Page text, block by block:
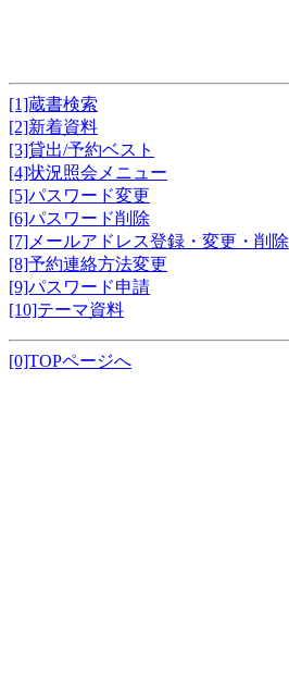
[1]蔵書検索
[2]新着資料
[3]貸出/予約ベスト
[4]状況照会メニュー
[5]パスワード変更
[6]パスワード削除
[7]メールアドレス登録・変更・削除
[8]予約連絡方法変更
[9]パスワード申請
[10]テーマ資料
[0]TOPページへ